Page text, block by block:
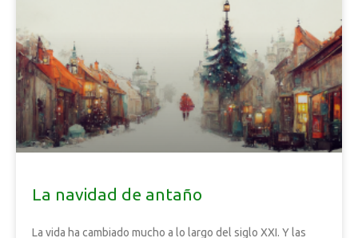
La navidad de antaño
La vida ha cambiado mucho a lo largo del siglo XXI. Y las